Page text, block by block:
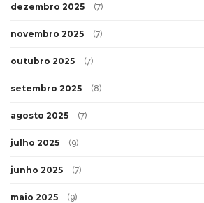
dezembro 2025 (7)
novembro 2025 (7)
outubro 2025 (7)
setembro 2025 (8)
agosto 2025 (7)
julho 2025 (9)
junho 2025 (7)
maio 2025 (9)